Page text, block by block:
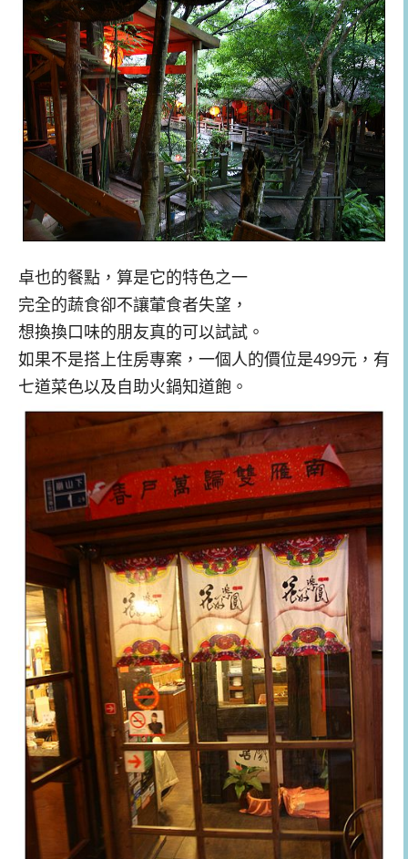
卓也的餐點，算是它的特色之一
完全的蔬食卻不讓葷食者失望，
想換換口味的朋友真的可以試試。
如果不是搭上住房專案，一個人的價位是499元，有
七道菜色以及自助火鍋知道飽。